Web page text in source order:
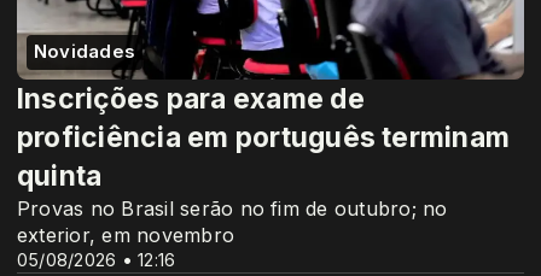
Novidades
05/08/2026 • 12:16
Inscrições para exame de
proficiência em português terminam
quinta
Provas no Brasil serão no fim de outubro; no
exterior, em novembro